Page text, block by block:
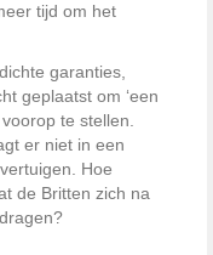
tijd om het
garanties,
geplaatst om ‘een
te stellen.
er niet in een
Hoe
de Britten zich na